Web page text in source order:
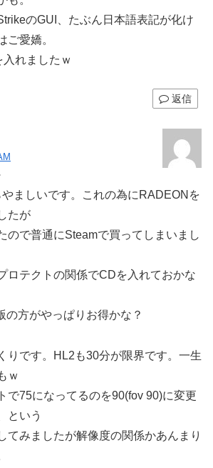
のGUI、たぶん日本語表記が化け
ご愛嬌。
れましたｗ
返信
ましいです。これの為にRADEONを
たが
ので普通にSteamで買ってしまいまし
ロテクトの関係でCDを入れておかな
の方がやっぱりお得かな？
りです。HL2も30分が限界です。一生
ｗ
で75になってるのを90(fov 90)に変更
という
てみましたが解像度の関係かあんまり